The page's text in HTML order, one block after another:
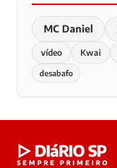
MC Daniel
vídeo Kwai
desabafo
▷ DIáRIO SP
SEMPRE PRIMEIRO